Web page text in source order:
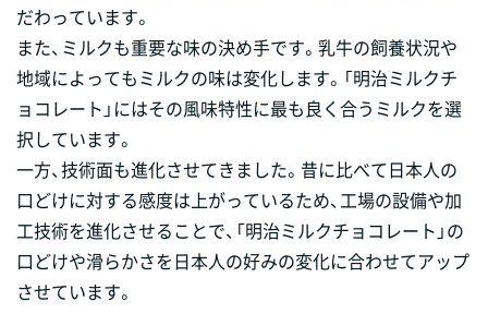
だわっています。
また、ミルクも重要な味の決め手です。乳牛の飼養状況や
地域によってもミルクの味は変化します。「明治ミルクチ
ョコレート」にはその風味特性に最も良く合うミルクを選
択しています。
一方、技術面も進化させてきました。昔に比べて日本人の
口どけに対する感度は上がっているため、工場の設備や加
工技術を進化させることで、「明治ミルクチョコレート」の
口どけや滑らかさを日本人の好みの変化に合わせてアップ
させています。